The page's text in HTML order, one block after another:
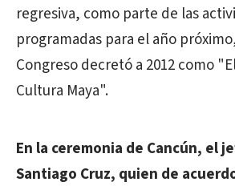
regresiva, como parte de las
programadas para el año
Congreso decretó a 2012 como
Cultura Maya".
En la ceremonia de Cancún, el
Santiago Cruz, quien de